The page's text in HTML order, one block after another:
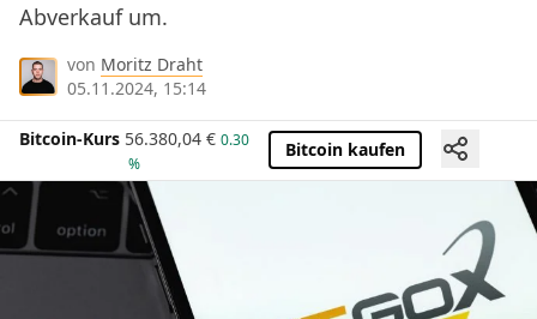
Abverkauf um.
von Moritz Draht
05.11.2024, 15:14
Bitcoin-Kurs 56.380,04 € 0.30
%
Bitcoin kaufen